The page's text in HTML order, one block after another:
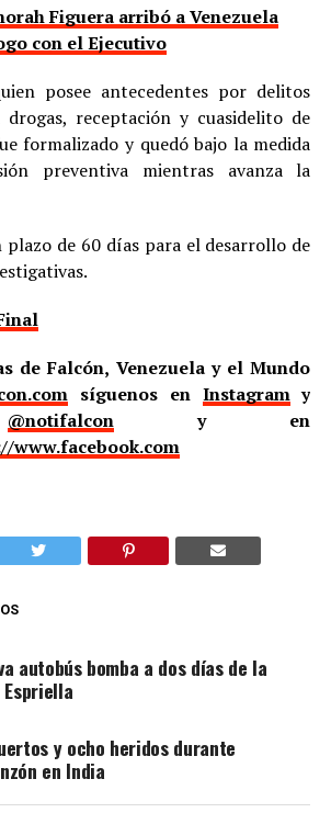
Figuera arribó a Venezuela
con el Ejecutivo
posee antecedentes por delitos
drogas, receptación y cuasidelito de
formalizado y quedó bajo la medida
preventiva mientras avanza la
de 60 días para el desarrollo de
de Falcón, Venezuela y el Mundo
síguenos en Instagramy
@notifalcony en
www.facebook.com
autobús bomba a dos días de la
y ocho heridos durante
en India